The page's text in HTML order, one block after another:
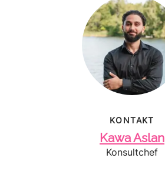
KONTAKT
Kawa Aslan
Konsultchef